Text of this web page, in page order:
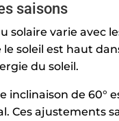
saisons
solaire varie avec
soleil est haut
du soleil.
inclinaison de
Ces ajustements